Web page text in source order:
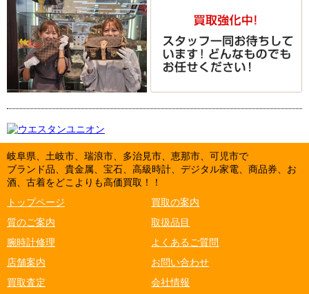
岐阜県、土岐市、瑞浪市、多治見市、恵那市、可児市で
ブランド品、貴金属、宝石、高級時計、デジタル家電、商品券、お
酒、古着をどこよりも高価買取！！
トップページ
買取の案内
質のご案内
取扱品目
腕時計修理
よくあるご質問
店舗案内
お問い合わせ
買取査定
会社情報